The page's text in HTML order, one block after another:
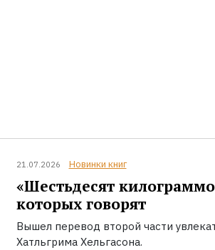
21.07.2026 Новинки книг
«Шестьдесят
которых говорят
Вышел перевод второй части
Хатльгрима Хельгасона.